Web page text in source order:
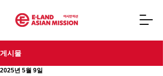
게시물
2025년 5월 9일